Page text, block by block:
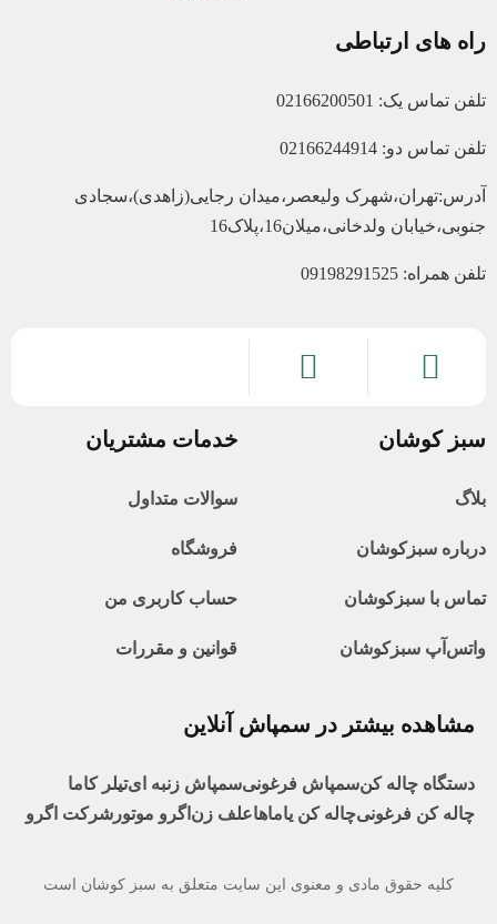
راه های ارتباطی
تلفن تماس یک: 02166200501
تلفن تماس دو: 02166244914
آدرس:تهران،شهرک ولیعصر،میدان رجایی(زاهدی)،سجادی
جنوبی،خیابان ولدخانی،میلان16،پلاک16
تلفن همراه: 09198291525
سبز کوشان
بلاگ
درباره سبزکوشان
تماس با سبزکوشان
واتس‌آپ سبزکوشان
خدمات مشتریان
سوالات متداول
فروشگاه
حساب کاربری من
قوانین و مقررات
مشاهده بیشتر در سمپاش آنلاین
دستگاه چاله کنسمپاش فرغونیسمپاش زنبه ایتیلر کاما
چاله کن فرغونیچاله کن یاماهاعلف زن اگرو موتور شرکت اگرو
کلیه حقوق مادی و معنوی این سایت متعلق به سبز کوشان است